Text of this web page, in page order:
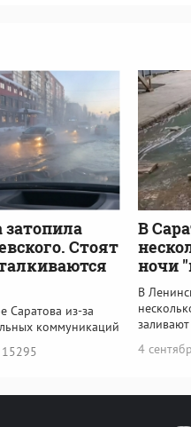
затопила
Стоят
Саратова из-за
коммуникаций
15295
В
ночи
В
4